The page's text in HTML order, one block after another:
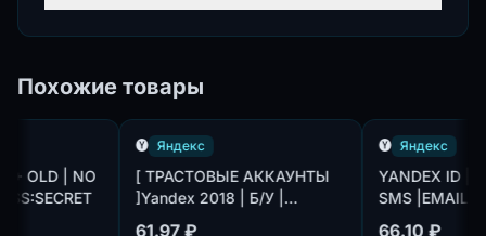
Похожие товары
| NO
Яндекс
[ ТРАСТОВЫЕ АККАУНТЫ
]Yandex 2018 | Б/У |
61.97 ₽
Яндекс
YANDEX ID | 3M+ OLD | NO
SMS
66.10 ₽